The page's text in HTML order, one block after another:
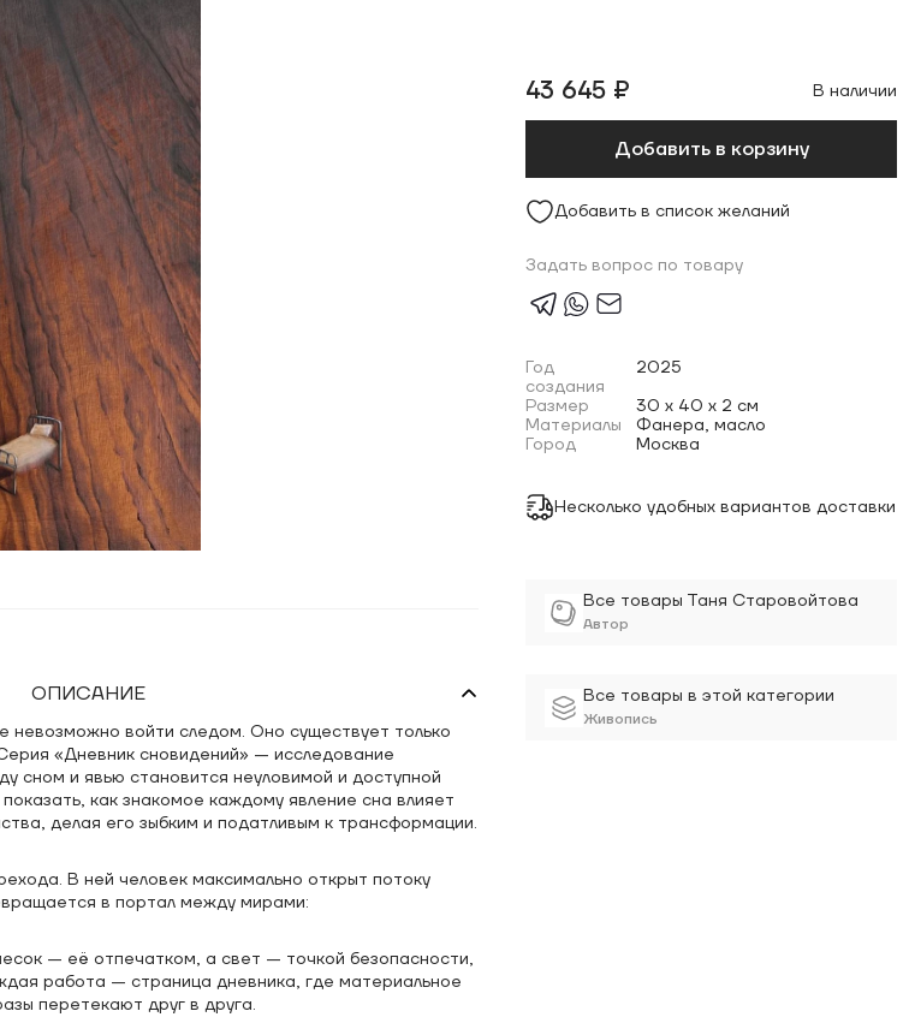
43 645 ₽ В наличии
Добавить в корзину
Добавить в список желаний
Задать вопрос по товару
Год
создания
2025
Размер
30 x 40 x 2 см
Материалы
Фанера, масло
Город
Москва
Несколько удобных вариантов доставки
Все товары Таня Старовойтова
Автор
Все товары в этой категории
Живопись
ОПИСАНИЕ
войти следом. Оно существует только
«Дневник сновидений» — исследование
сном и явью становится неуловимой и доступной
как знакомое каждому явление сна влияет
делая его зыбким и податливым к трансформации.
В ней человек максимально открыт потоку
в портал между мирами:
— её отпечатком, а свет — точкой безопасности,
работа — страница дневника, где материальное
перетекают друг в друга.